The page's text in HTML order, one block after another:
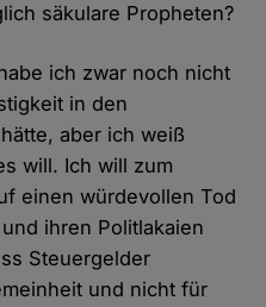
säkulare Propheten?
ich zwar noch nicht
in den
aber ich weiß
will. Ich will zum
einen würdevollen Tod
ihren Politlakaien
Steuergelder
und nicht für